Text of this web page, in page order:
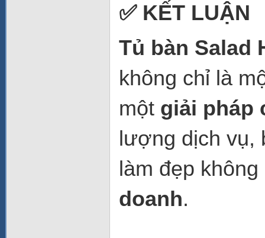
✅ KẾT LUẬN
Tủ bàn Salad
không chỉ là
một giải pháp
lượng dịch vụ,
làm đẹp
doanh.